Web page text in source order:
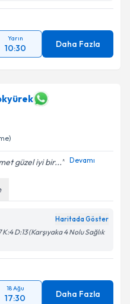
Yarın
10:30 Daha Fazla
güzel iyi bir... Devamı
Haritada Göster
D:13 (Karşıyaka 4 Nolu Sağlık
18 Ağu
17:30 Daha Fazla